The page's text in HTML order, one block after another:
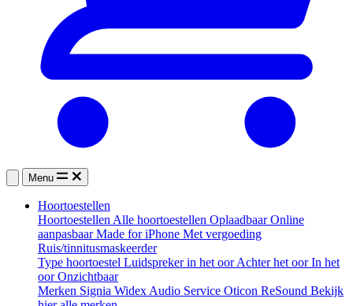
Menu
Hoortoestellen
Hoortoestellen Alle hoortoestellen OplaadbaarOnline
aanpasbaarMade for iPhone Met vergoeding
Ruis/tinnitusmaskeerder
Type hoortoestel Luidspreker in het oorAchter het oorIn het
oorOnzichtbaar
Merken Signia Widex Audio Service Oticon ReSound Bekijk